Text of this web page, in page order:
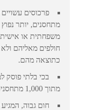
מתחסנים, יותר
משפחתית או אישית
חולפים מאליהם ולא
כתוצאה מהם.
מתוך 1,000 מתחסנים.